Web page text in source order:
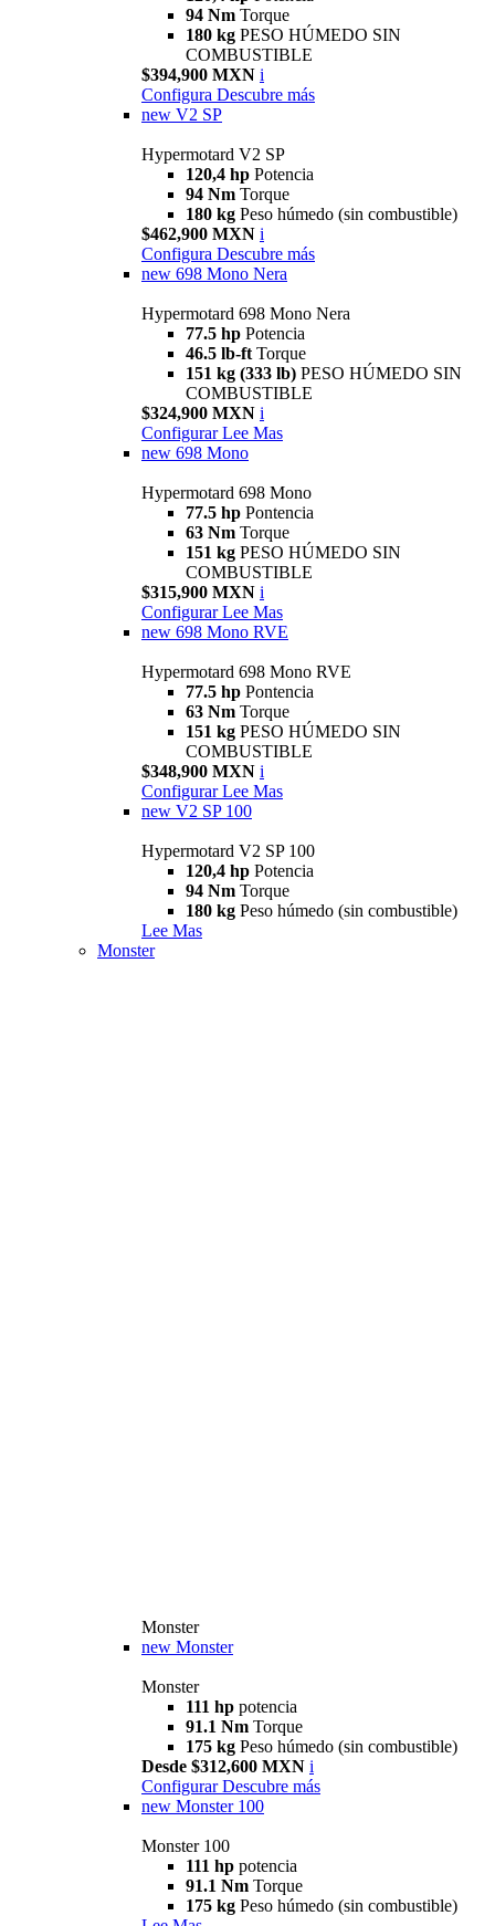
94 Nm Torque
180 kg PESO HÚMEDO SIN
COMBUSTIBLE
$394,900 MXN i
Configura Descubre más
new V2 SP
Hypermotard V2 SP
120,4 hp Potencia
94 Nm Torque
180 kg Peso húmedo (sin combustible)
$462,900 MXN i
Configura Descubre más
new 698 Mono Nera
Hypermotard 698 Mono Nera
77.5 hp Potencia
46.5 lb-ft Torque
151 kg (333 lb) PESO HÚMEDO SIN
COMBUSTIBLE
$324,900 MXN i
Configurar Lee Mas
new 698 Mono
Hypermotard 698 Mono
77.5 hp Pontencia
63 Nm Torque
151 kg PESO HÚMEDO SIN
COMBUSTIBLE
$315,900 MXN i
Configurar Lee Mas
new 698 Mono RVE
Hypermotard 698 Mono RVE
77.5 hp Pontencia
63 Nm Torque
151 kg PESO HÚMEDO SIN
COMBUSTIBLE
$348,900 MXN i
Configurar Lee Mas
new V2 SP 100
Hypermotard V2 SP 100
120,4 hp Potencia
94 Nm Torque
180 kg Peso húmedo (sin combustible)
Lee Mas
Monster
Monster
new Monster
Monster
111 hp potencia
91.1 Nm Torque
175 kg Peso húmedo (sin combustible)
Desde $312,600 MXN i
Configurar Descubre más
new Monster 100
Monster 100
111 hp potencia
91.1 Nm Torque
175 kg Peso húmedo (sin combustible)